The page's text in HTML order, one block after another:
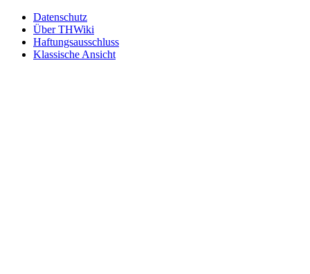
Datenschutz
Über THWiki
Haftungsausschluss
Klassische Ansicht